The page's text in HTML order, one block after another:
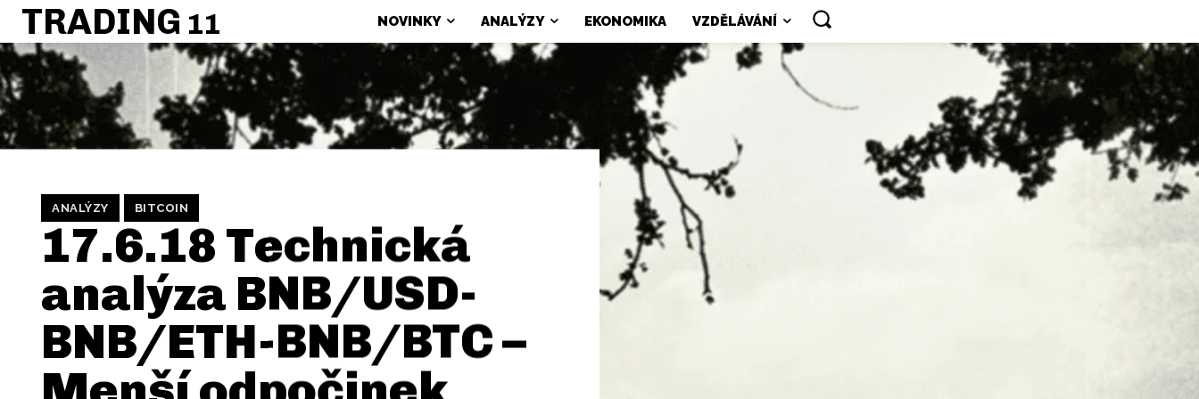
TRADING 11 NOVINKY ANALÝZY EKONOMIKA VZDĚLÁVÁNÍ
ANALÝZY BITCOIN
17.6.18 Technická
analýza BNB/USD-
BNB/ETH-BNB/BTC –